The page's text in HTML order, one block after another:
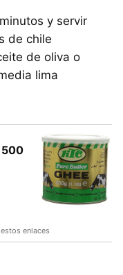
y servir
de chile
de oliva o
lima
500
enlaces